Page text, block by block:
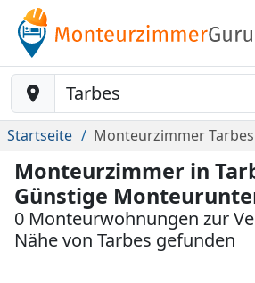
Baustelle-Location
Startseite Monteurzimmer Tarbes
Monteurzimmer in
Günstige
0 Monteurwohnungen zur
Nähe von Tarbes gefunden